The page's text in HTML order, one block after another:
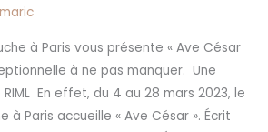
à Paris vous présente « Ave César
à ne pas manquer. Une
En effet, du 4 au 28 mars 2023, le
à Paris accueille « Ave César ». Écrit